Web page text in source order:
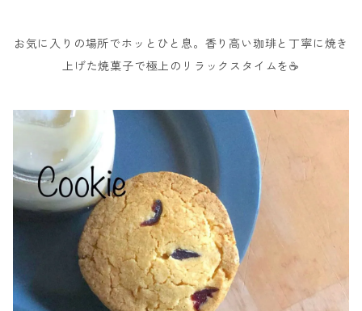
お気に入りの場所でホッとひと息。香り高い珈琲と丁寧に焼き
上げた焼菓子で極上のリラックスタイムを☕️